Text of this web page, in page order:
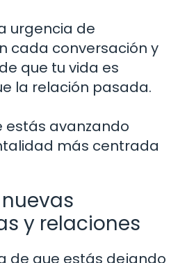
urgencia de
cada conversación y
que tu vida es
la relación pasada.
estás avanzando
más centrada
y relaciones
de que estás dejando